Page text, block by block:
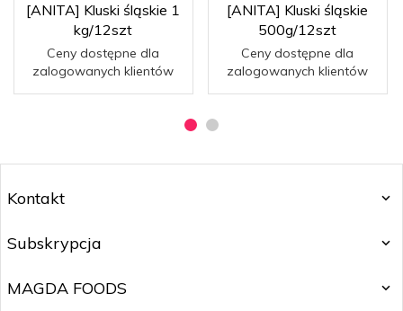
[ANITA] Kluski śląskie 1
kg/12szt
Ceny dostępne dla
zalogowanych klientów
[ANITA] Kluski śląskie
500g/12szt
Ceny dostępne dla
zalogowanych klientów
Kontakt
Subskrypcja
MAGDA FOODS